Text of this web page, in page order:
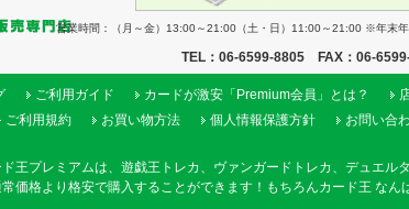
営業時間：（月～金）13:00～21:00（土・日）11:00～21:00 ※年末
TEL：06-6599-8805 FAX：06-
ご利用ガイド カードが激安「Premium会員」とは？
ご利用規約 お買い物方法 個人情報保護方針 お問い合
王プレミアムは、遊戯王トレカ、ヴァンガードトレカ、デュエ
価格より格安で購入することができます！もちろんカード王 な